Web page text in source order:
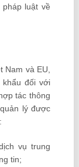
luật về
Nam và EU,
khẩu đối với
tác thông
lý được
vụ trung
tin;